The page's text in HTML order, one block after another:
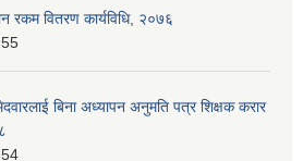
रकम वितरण कार्यविधि, २०७६
बिना अध्यापन अनुमति पत्र शिक्षक करार